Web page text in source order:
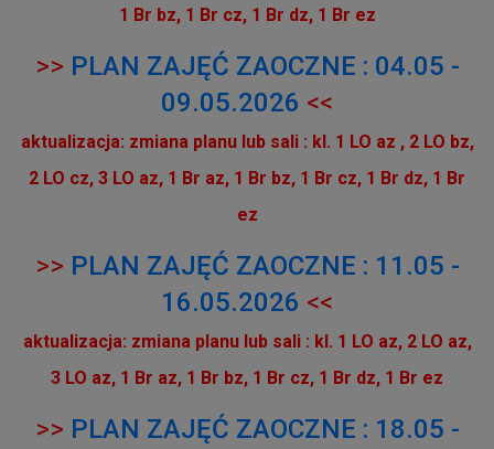
1 Br bz, 1 Br cz, 1 Br dz, 1 Br ez
>> PLAN ZAJĘĆ ZAOCZNE : 04.05 -
09.05.2026 <<
aktualizacja: zmiana planu lub sali : kl. 1 LO az , 2 LO bz,
2 LO cz, 3 LO az, 1 Br az, 1 Br bz, 1 Br cz, 1 Br dz, 1 Br
ez
>> PLAN ZAJĘĆ ZAOCZNE : 11.05 -
16.05.2026 <<
aktualizacja: zmiana planu lub sali : kl. 1 LO az, 2 LO az,
3 LO az, 1 Br az, 1 Br bz, 1 Br cz, 1 Br dz, 1 Br ez
>> PLAN ZAJĘĆ ZAOCZNE : 18.05 -